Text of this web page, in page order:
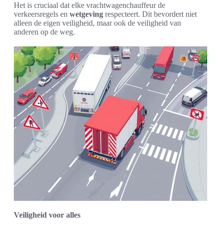
Het is cruciaal dat elke vrachtwagenchauffeur de
verkeersregels en wetgeving respecteert. Dit bevordert niet
alleen de eigen veiligheid, maar ook de veiligheid van
anderen op de weg.
Veiligheid voor alles